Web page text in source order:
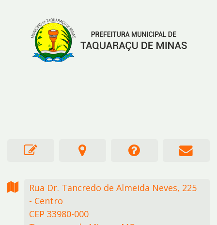
Rua Dr. Tancredo de Almeida Neves, 225
- Centro
CEP 33980-000